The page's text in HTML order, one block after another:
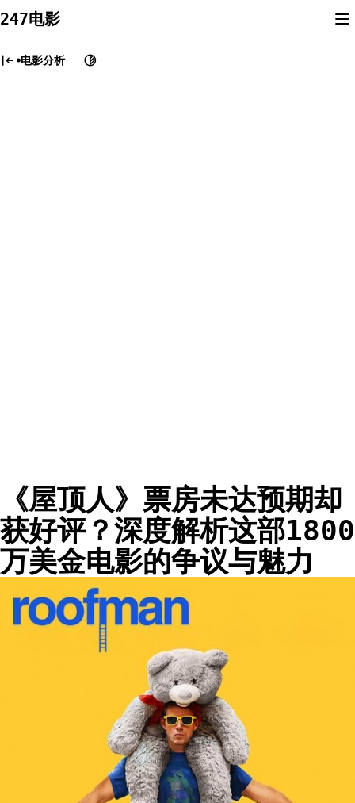
to
247电影
电影分析
《屋顶人》票房未达预期却
获好评？深度解析这部1800
万美金电影的争议与魅力